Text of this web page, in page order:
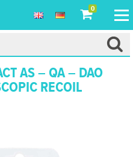
0
AS – QA – DAO
RECOIL